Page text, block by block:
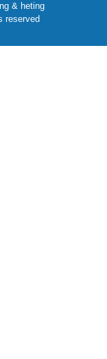
& heting
reserved